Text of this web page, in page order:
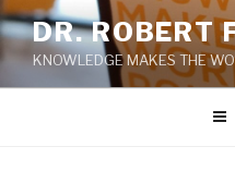
Zum
Inhalt
springen
DR. ROBERT
KNOWLEDGE MAKES THE